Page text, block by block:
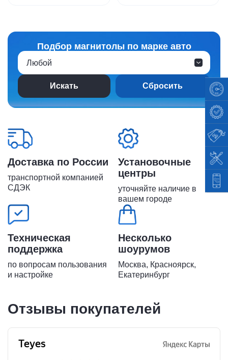
Подбор магнитолы по марке авто
Любой
Сбросить
Доставка по России
транспортной компанией
СДЭК
Установочные
центры
уточняйте наличие в
вашем городе
Техническая
поддержка
по вопросам пользования
и настройке
Несколько
шоурумов
Москва, Красноярск,
Екатеринбург
Отзывы покупателей